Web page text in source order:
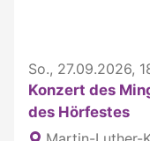
So., 27.09.2026,
Konzert des
des Hörfestes